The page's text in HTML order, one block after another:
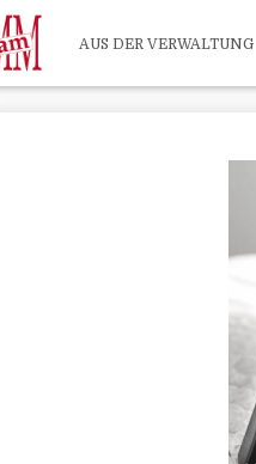
Weiterlesen" />
AUS DER VERWALTUNG